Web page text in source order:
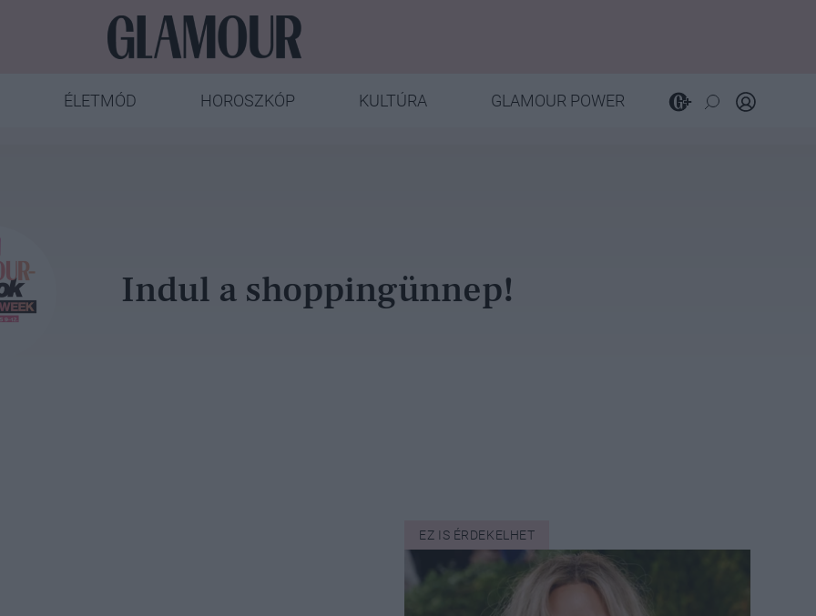
ÉLETMÓD HOROSZKÓP KULTÚRA GLAMOUR POWER
Indul a shoppingünnep!
EZ IS ÉRDEKELHET